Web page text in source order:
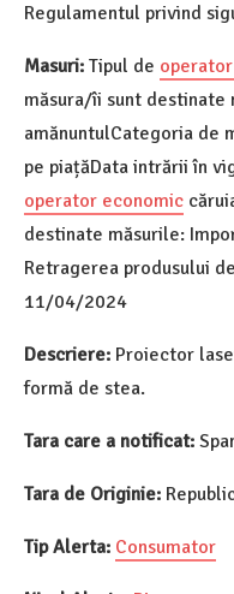
Regulamentul privind
Masuri: Tipul de
măsura/îi sunt destinate
amănuntulCategoria de
pe piațăData intrării în
operator economic
destinate măsurile:
Retragerea produsului
11/04/2024
Descriere: Proiector
formă de stea.
Tara care a notificat:
Tara de Originie:
Tip Alerta: Consumator